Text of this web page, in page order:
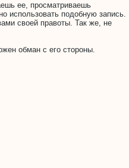
ее, просматриваешь
использовать подобную запись.
своей правоты. Так же, не
обман с его стороны.